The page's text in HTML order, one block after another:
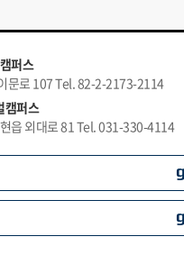
퍼스
문로 107 Tel. 82-2-2173-2114
캠퍼스
읍 외대로 81 Tel. 031-330-4114